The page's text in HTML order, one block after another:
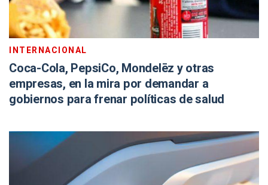
INTERNACIONAL
Coca-Cola, PepsiCo, Mondelēz y otras
empresas, en la mira por demandar a
gobiernos para frenar políticas de salud